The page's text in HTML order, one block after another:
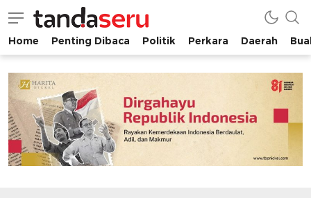
tandaseru.com | Penting Dibaca
tandaseru.com
Home Penting Dibaca Politik Perkara Daerah